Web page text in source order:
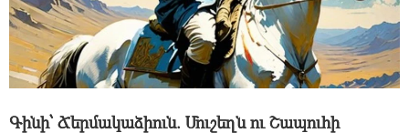
Գինի՝ Ճերմակաձիուն. Մուշեղն ու Շապուհի